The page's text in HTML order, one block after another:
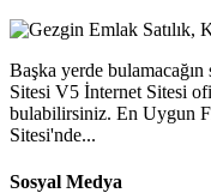
Başka yerde bulamacağın
Sitesi V5 İnternet Sitesi
bulabilirsiniz. En Uygun
Sitesi'nde...
Sosyal Medya